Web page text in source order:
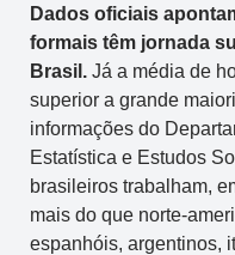
Dados oficiais
formais têm jornada
Brasil. Já a média de
superior a grande
informações do
Estatística e Estudos
brasileiros trabalham,
mais do que norte-
espanhóis, argentinos,